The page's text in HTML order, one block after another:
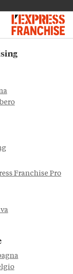
Franchise Pro